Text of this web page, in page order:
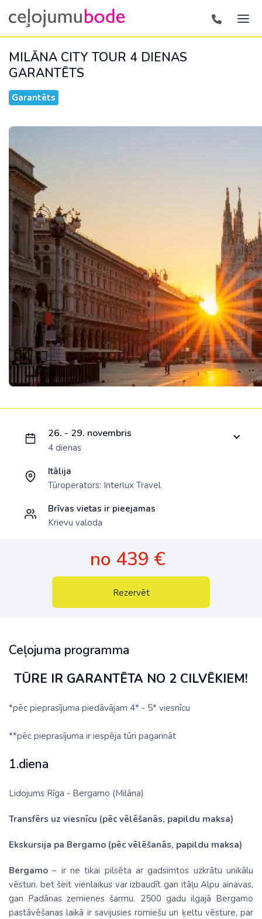
MILĀNA CITY TOUR 4 DIENAS
GARANTĒTS
Garantēts
Ceļojuma programma
TŪRE IR GARANTĒTA NO 2 CILVĒKIEM!
*pēc pieprasījuma piedāvājam 4* - 5* viesnīcu
**pēc pieprasījuma ir iespēja tūri pagarināt
1.diena
Lidojums Rīga - Bergamo (Milāna)
Transfērs uz viesnīcu (pēc vēlēšanās, papildu maksa)
Ekskursija pa Bergamo (pēc vēlēšanās, papildu maksa)
Bergamo – ir ne tikai pilsēta ar gadsimtos uzkrātu unikālu
vēsturi, bet šeit vienlaikus var izbaudīt gan itāļu Alpu ainavas,
gan Padānas zemienes šarmu. 2500 gadu ilgajā Bergamo
pastāvēšanas laikā ir savijusies romiešu un ķeltu vēsture, par
26. - 29. novembris
4 dienas
Itālija
Tūroperators: Interlux Travel
Brīvas vietas ir pieejamas
Krievu valoda
no 439 €
Rezervēt